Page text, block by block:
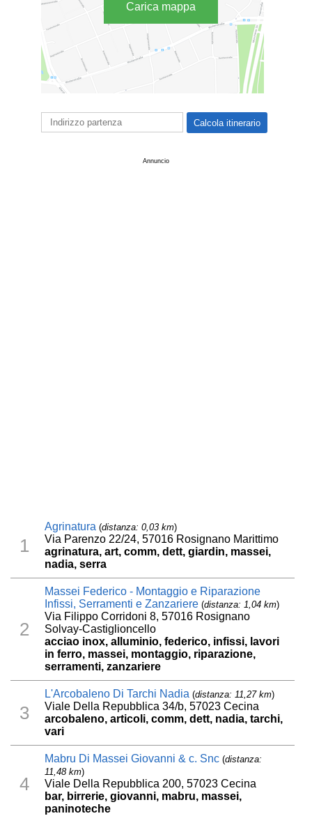
Carica mappa
Annuncio
1
Agrinatura (distanza: 0,03 km)
Via Parenzo 22/24, 57016 Rosignano Marittimo
agrinatura, art, comm, dett, giardin, massei,
nadia, serra
2
Massei Federico - Montaggio e Riparazione
Infissi, Serramenti e Zanzariere (distanza: 1,04 km)
Via Filippo Corridoni 8, 57016 Rosignano
Solvay-Castiglioncello
acciao inox, alluminio, federico, infissi, lavori
in ferro, massei, montaggio, riparazione,
serramenti, zanzariere
3
L'Arcobaleno Di Tarchi Nadia (distanza: 11,27 km)
Viale Della Repubblica 34/b, 57023 Cecina
arcobaleno, articoli, comm, dett, nadia, tarchi,
vari
4
Mabru Di Massei Giovanni & c. Snc (distanza:
11,48 km)
Viale Della Repubblica 200, 57023 Cecina
bar, birrerie, giovanni, mabru, massei,
paninoteche